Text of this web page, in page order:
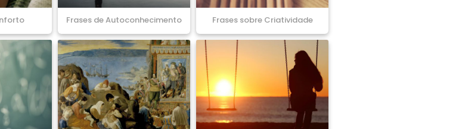
Frases de Autoconhecimento Frases sobre Criatividade